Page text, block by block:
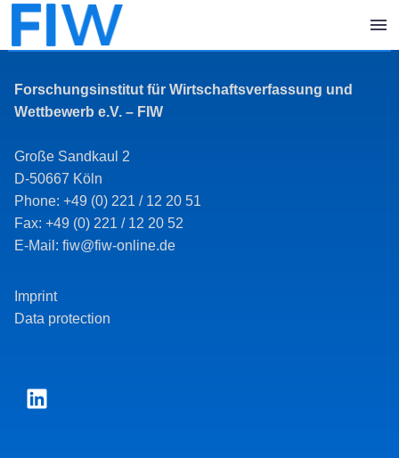
Forschungsinstitut für Wirtschaftsverfassung und
Wettbewerb e.V. – FIW
Große Sandkaul 2
D-50667 Köln
Phone: +49 (0) 221 / 12 20 51
Fax: +49 (0) 221 / 12 20 52
E-Mail: fiw@fiw-online.de
Imprint
Data protection